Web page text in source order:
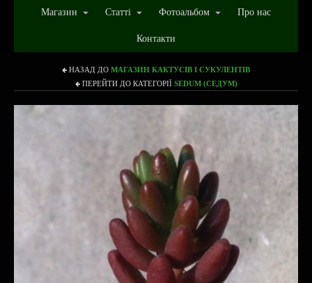
Магазин Статті Фотоальбом Про нас
Контакти
НАЗАД ДО МАГАЗИН КАКТУСІВ І СУКУЛЕНТІВ
ПЕРЕЙТИ ДО КАТЕГОРІЇ SEDUM (СЕДУМ)